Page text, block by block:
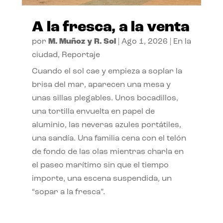
A la fresca, a la venta
por M. Muñoz y R. Sol| Ago 1, 2026
En la
ciudad, Reportaje
Cuando el sol cae y empieza a soplar la
brisa del mar, aparecen una mesa y
unas sillas plegables. Unos bocadillos,
una tortilla envuelta en papel de
aluminio, las neveras azules portátiles,
una sandía. Una familia cena con el telón
de fondo de las olas mientras charla en
el paseo marítimo sin que el tiempo
importe, una escena suspendida, un
“sopar a la fresca”.